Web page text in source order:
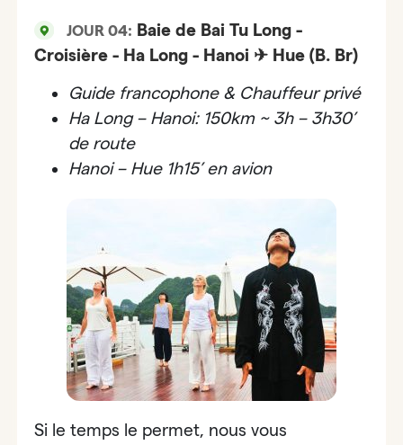
JOUR 04: Baie de Bai Tu Long -
Croisière - Ha Long - Hanoi ✈ Hue (B. Br)
Guide francophone & Chauffeur privé
Ha Long – Hanoi: 150km ~ 3h – 3h30’
de route
Hanoi – Hue 1h15’ en avion
Si le temps le permet, nous vous